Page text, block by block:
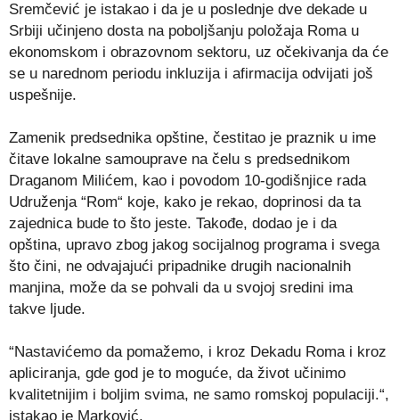
Sremčević je istakao i da je u poslednje dve dekade u
Srbiji učinjeno dosta na poboljšanju položaja Roma u
ekonomskom i obrazovnom sektoru, uz očekivanja da će
se u narednom periodu inkluzija i afirmacija odvijati još
uspešnije.
Zamenik predsednika opštine, čestitao je praznik u ime
čitave lokalne samouprave na čelu s predsednikom
Draganom Milićem, kao i povodom 10-godišnjice rada
Udruženja “Rom“ koje, kako je rekao, doprinosi da ta
zajednica bude to što jeste. Takođe, dodao je i da
opština, upravo zbog jakog socijalnog programa i svega
što čini, ne odvajajući pripadnike drugih nacionalnih
manjina, može da se pohvali da u svojoj sredini ima
takve ljude.
“Nastavićemo da pomažemo, i kroz Dekadu Roma i kroz
apliciranja, gde god je to moguće, da život učinimo
kvalitetnijim i boljim svima, ne samo romskoj populaciji.“,
istakao je Marković.